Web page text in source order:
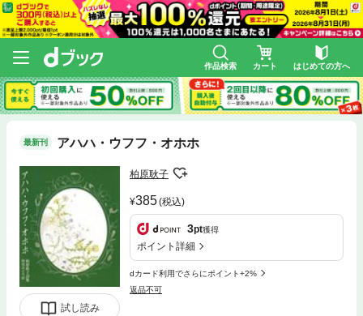
作品検索 カート はじめての方へ
最新刊 アハハ・ウフフ・オホホ
試し読み
柏原耿子
385(税込)
3pt獲得
ポイント詳細
dカード利用でさらにポイント+2%
返品不可